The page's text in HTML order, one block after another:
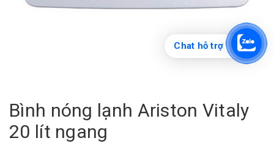
Bình nóng lạnh Ariston Vitaly
20 lít ngang
Chat hỗ trợ